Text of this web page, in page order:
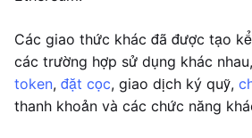
Các giao thức khác đã được tạo
các trường hợp sử dụng khác
token, đặt cọc, giao dịch ký quỹ,
thanh khoản và các chức năng